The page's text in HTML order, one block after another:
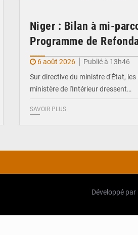
Niger : Bilan à mi-
Programme de
6 août 2026
Publié à 13h46
Sur directive du ministre d'État,
ministère de l'Intérieur dressent…
SAVOIR PLUS
Développé par